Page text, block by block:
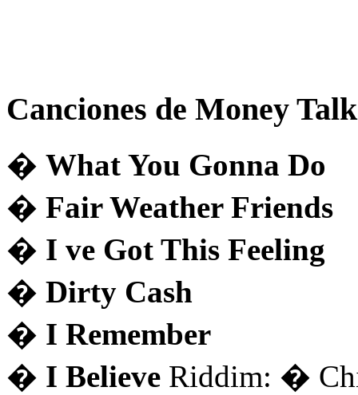
Canciones de Money
� What You Gonna Do
� Fair Weather Friends
� I ve Got This Feeling
� Dirty Cash
� I Remember
� I Believe Riddim: �